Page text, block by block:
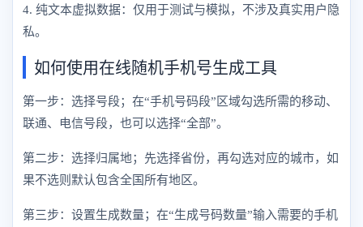
4. 纯文本虚拟数据：仅用于测试与模拟，不涉及真实用户隐
私。
如何使用在线随机手机号生成工具
第一步：选择号段；在“手机号码段”区域勾选所需的移动、
联通、电信号段，也可以选择“全部”。
第二步：选择归属地；先选择省份，再勾选对应的城市，如
果不选则默认包含全国所有地区。
第三步：设置生成数量；在“生成号码数量”输入需要的手机